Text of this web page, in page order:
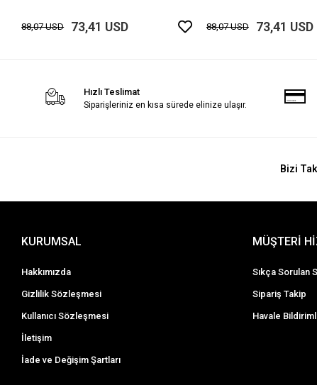
88,07 USD 73,41 USD 88,07 USD 73,41 USD
Hızlı Teslimat
Siparişleriniz en kısa sürede elinize ulaşır.
Bizi
KURUMSAL
Hakkımızda
Gizlilik Sözleşmesi
Kullanıcı Sözleşmesi
İletişim
İade ve Değişim Şartları
MÜŞTERİ
Sıkça Sorulan
Sipariş Takip
Havale